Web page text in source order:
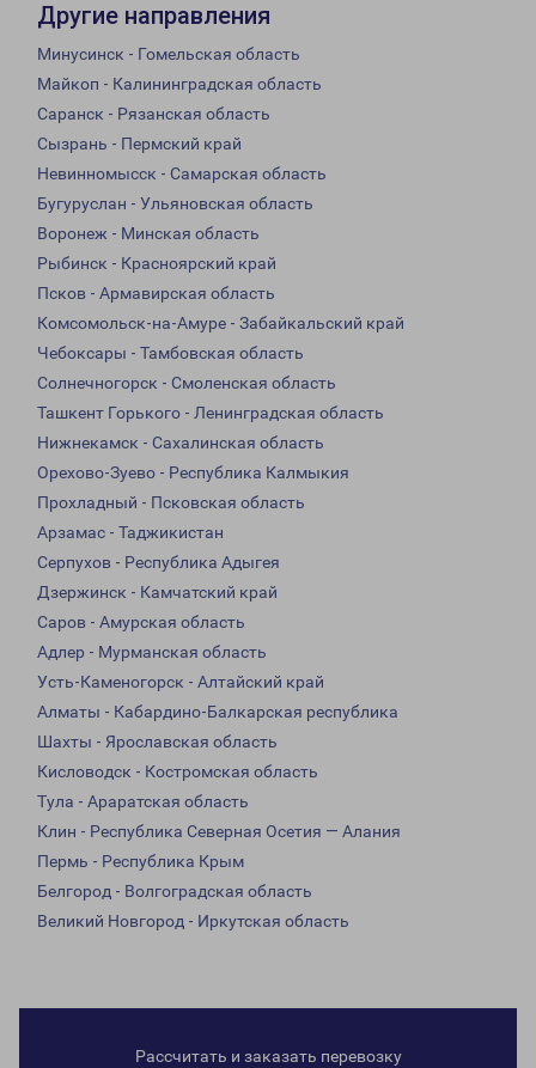
Другие направления
Минусинск - Гомельская область
Майкоп - Калининградская область
Саранск - Рязанская область
Сызрань - Пермский край
Невинномысск - Самарская область
Бугуруслан - Ульяновская область
Воронеж - Минская область
Рыбинск - Красноярский край
Псков - Армавирская область
Комсомольск-на-Амуре - Забайкальский край
Чебоксары - Тамбовская область
Солнечногорск - Смоленская область
Ташкент Горького - Ленинградская область
Нижнекамск - Сахалинская область
Орехово-Зуево - Республика Калмыкия
Прохладный - Псковская область
Арзамас - Таджикистан
Серпухов - Республика Адыгея
Дзержинск - Камчатский край
Саров - Амурская область
Адлер - Мурманская область
Усть-Каменогорск - Алтайский край
Алматы - Кабардино-Балкарская республика
Шахты - Ярославская область
Кисловодск - Костромская область
Тула - Араратская область
Клин - Республика Северная Осетия — Алания
Пермь - Республика Крым
Белгород - Волгоградская область
Великий Новгород - Иркутская область
Рассчитать и заказать перевозку